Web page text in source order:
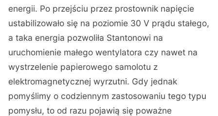
energii. Po przejściu przez prostownik napięcie
ustabilizowało się na poziomie 30 V prądu stałego,
a taka energia pozwoliła Stantonowi na
uruchomienie małego wentylatora czy nawet na
wystrzelenie papierowego samolotu z
elektromagnetycznej wyrzutni. Gdy jednak
pomyślimy o codziennym zastosowaniu tego typu
pomysłu, to od razu pojawią się poważne